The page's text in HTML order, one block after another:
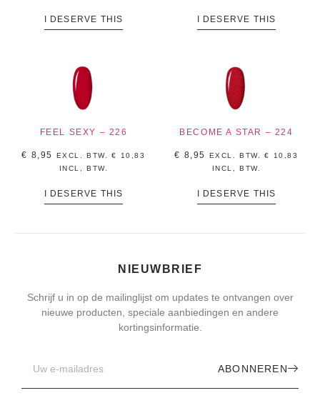
I DESERVE THIS I DESERVE THIS
FEEL SEXY – 226
€ 8,95 EXCL. BTW.€
10,83
INCL, BTW.
I DESERVE THIS
BECOME A STAR – 224
€ 8,95 EXCL. BTW.€
10,83
INCL, BTW.
I DESERVE THIS
NIEUWBRIEF
Schrijf u in op de mailinglijst om updates te ontvangen over
nieuwe producten, speciale aanbiedingen en andere
kortingsinformatie.
ABONNEREN